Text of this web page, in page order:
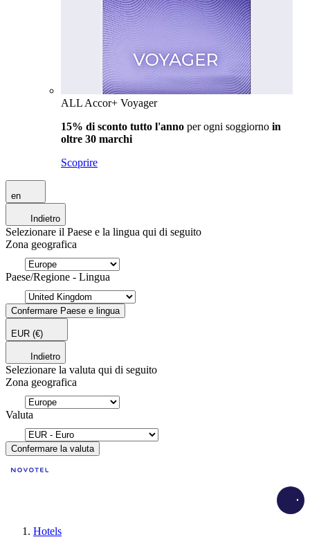
ALL Accor+ Voyager
15% di sconto tutto l'anno per ogni soggiorno in
oltre 30 marchi
Scoprire
en
Indietro
Selezionare il Paese e la lingua qui di seguito
Zona geografica
Paese/Regione - Lingua
Confermare Paese e lingua
EUR (€)
Indietro
Selezionare la valuta qui di seguito
Zona geografica
Valuta
Confermare la valuta
Hotels